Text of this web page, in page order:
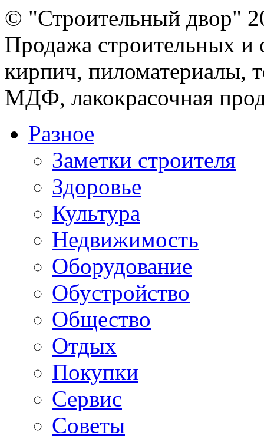
© "Строительный двор"
Продажа строительных и
кирпич, пиломатериалы,
МДФ, лакокрасочная
Разное
Заметки строителя
Здоровье
Культура
Недвижимость
Оборудование
Обустройство
Общество
Отдых
Покупки
Сервис
Советы